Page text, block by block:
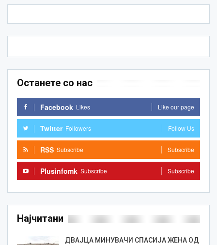
Останете со нас
Facebook Likes Like our page
Twitter Followers Follow Us
RSS Subscribe Subscribe
Plusinfomk Subscribe Subscribe
Најчитани
ДВАЈЦА МИНУВАЧИ СПАСИЈА ЖЕНА ОД